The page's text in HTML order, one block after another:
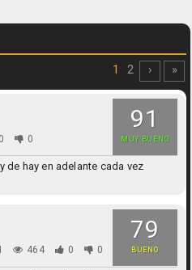
1 2 › »
91
MUY BUENO
0 0
de hay en adelante cada vez
79
BUENO
464 0 0